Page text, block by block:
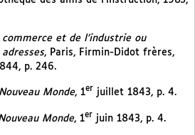
et de l’industrie ou
, Paris, Firmin-Didot frères,
p. 246.
Monde, 1er juillet 1843, p. 4.
Monde, 1er juin 1843, p. 4.